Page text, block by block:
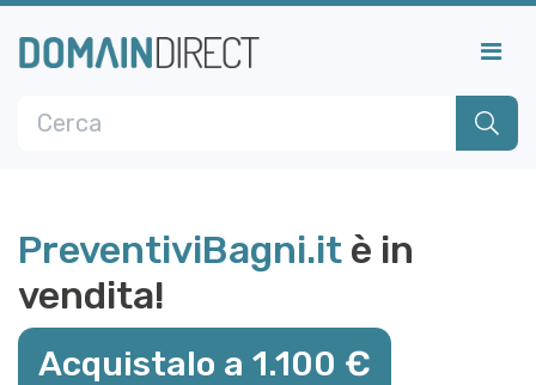
PreventiviBagni.it è in
vendita!
Acquistalo a 1.100 €